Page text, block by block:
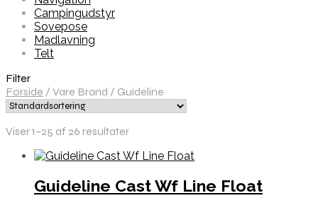
Campingudstyr
Sovepose
Madlavning
Telt
Filter
Forside / Vare Brand / Guideline
Viser 1–25 af 26 resultater
Guideline Cast Wf Line Float